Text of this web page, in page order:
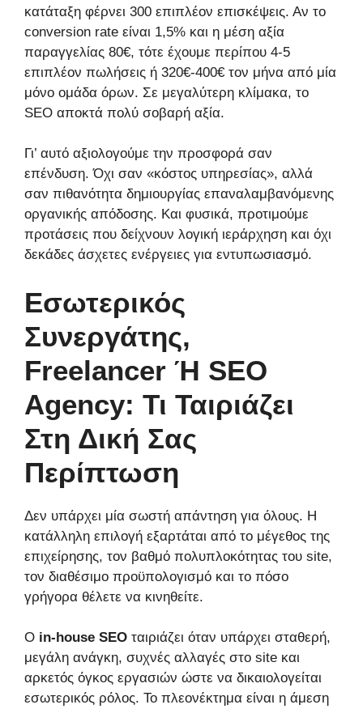
κατάταξη φέρνει 300 επιπλέον επισκέψεις. Αν το
conversion rate είναι 1,5% και η μέση αξία
παραγγελίας 80€, τότε έχουμε περίπου 4-5
επιπλέον πωλήσεις ή 320€-400€ τον μήνα από μία
μόνο ομάδα όρων. Σε μεγαλύτερη κλίμακα, το
SEO αποκτά πολύ σοβαρή αξία.
Γι’ αυτό αξιολογούμε την προσφορά σαν
επένδυση. Όχι σαν «κόστος υπηρεσίας», αλλά
σαν πιθανότητα δημιουργίας επαναλαμβανόμενης
οργανικής απόδοσης. Και φυσικά, προτιμούμε
προτάσεις που δείχνουν λογική ιεράρχηση και όχι
δεκάδες άσχετες ενέργειες για εντυπωσιασμό.
Εσωτερικός
Συνεργάτης,
Freelancer Ή SEO
Agency: Τι Ταιριάζει
Στη Δική Σας
Περίπτωση
Δεν υπάρχει μία σωστή απάντηση για όλους. Η
κατάλληλη επιλογή εξαρτάται από το μέγεθος της
επιχείρησης, τον βαθμό πολυπλοκότητας του site,
τον διαθέσιμο προϋπολογισμό και το πόσο
γρήγορα θέλετε να κινηθείτε.
Ο in-house SEO ταιριάζει όταν υπάρχει σταθερή,
μεγάλη ανάγκη, συχνές αλλαγές στο site και
αρκετός όγκος εργασιών ώστε να δικαιολογείται
εσωτερικός ρόλος. Το πλεονέκτημα είναι η άμεση